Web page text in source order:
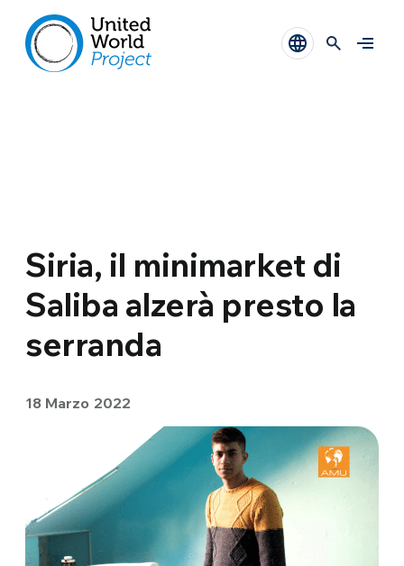
Siria, il minimarket di
Saliba alzerà presto la
serranda
18 Marzo 2022